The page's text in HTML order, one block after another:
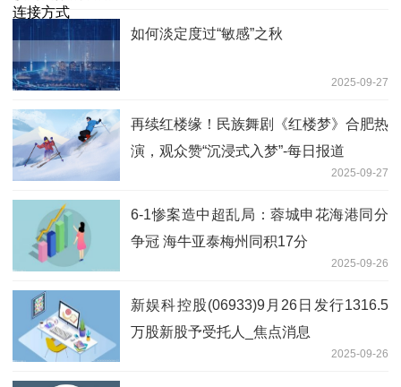
如何淡定度过“敏感”之秋
2025-09-27
再续红楼缘！民族舞剧《红楼梦》合肥热
演，观众赞“沉浸式入梦”-每日报道
2025-09-27
6-1惨案造中超乱局：蓉城申花海港同分
争冠 海牛亚泰梅州同积17分
2025-09-26
新娱科控股(06933)9月26日发行1316.5
万股新股予受托人_焦点消息
2025-09-26